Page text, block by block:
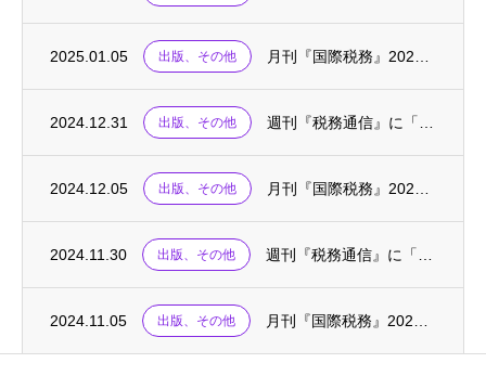
2025.01.05 出版、その他
2024.12.31 出版、その他
2024.12.05 出版、その他
2024.11.30 出版、その他
2024.11.05 出版、その他